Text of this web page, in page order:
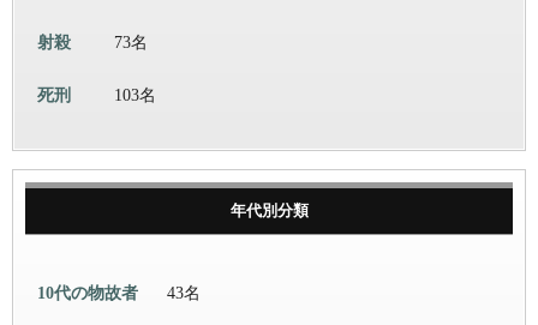
射殺 73名
死刑 103名
年代別分類
10代の物故者 43名